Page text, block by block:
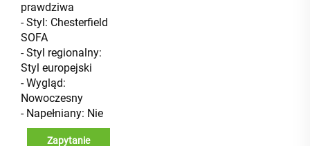
prawdziwa
- Styl: Chesterfield
SOFA
- Styl regionalny:
Styl europejski
- Wygląd:
Nowoczesny
- Napełniany: Nie
Zapytanie